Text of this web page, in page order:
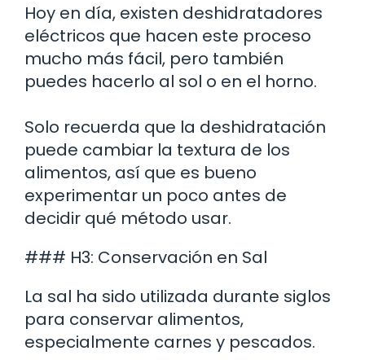
Hoy en día, existen deshidratadores
eléctricos que hacen este proceso
mucho más fácil, pero también
puedes hacerlo al sol o en el horno.
Solo recuerda que la deshidratación
puede cambiar la textura de los
alimentos, así que es bueno
experimentar un poco antes de
decidir qué método usar.
### H3: Conservación en Sal
La sal ha sido utilizada durante siglos
para conservar alimentos,
especialmente carnes y pescados.